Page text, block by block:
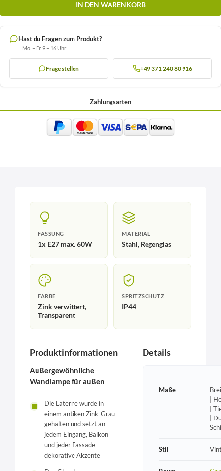
IN DEN WARENKORB
Hast du Fragen zum Produkt?
Mo. – Fr. 9 – 16 Uhr
Frage stellen +49 371 240 80 916
Zahlungsarten
FASSUNG
1x E27 max. 60W
MATERIAL
Stahl, Regenglas
FARBE
Zink verwittert,
Transparent
SPRITZSCHUTZ
IP44
Produktinformationen
Außergewöhnliche
Wandlampe für außen
Die Laterne wurde in
einem antiken Zink-Grau
gehalten und setzt an
jedem Eingang, Balkon
und jeder Fassade
dekorative Akzente
Details
Maße
|
|
|
Stil